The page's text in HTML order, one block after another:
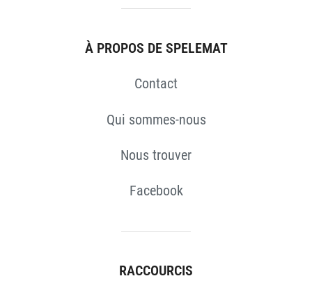
À PROPOS DE SPELEMAT
Contact
Qui sommes-nous
Nous trouver
Facebook
RACCOURCIS